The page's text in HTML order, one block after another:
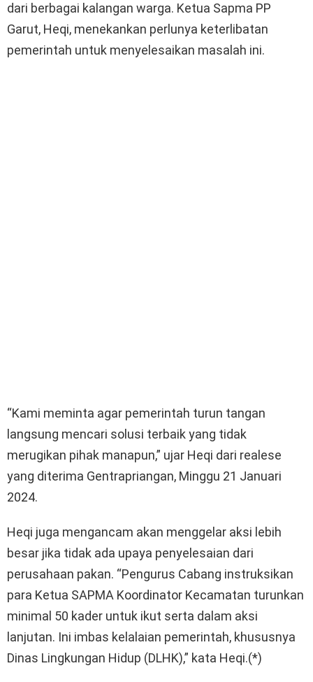
dari berbagai kalangan warga. Ketua Sapma PP
Garut, Heqi, menekankan perlunya keterlibatan
pemerintah untuk menyelesaikan masalah ini.
“Kami meminta agar pemerintah turun tangan
langsung mencari solusi terbaik yang tidak
merugikan pihak manapun,” ujar Heqi dari realese
yang diterima Gentrapriangan, Minggu 21 Januari
2024.
Heqi juga mengancam akan menggelar aksi lebih
besar jika tidak ada upaya penyelesaian dari
perusahaan pakan. “Pengurus Cabang instruksikan
para Ketua SAPMA Koordinator Kecamatan turunkan
minimal 50 kader untuk ikut serta dalam aksi
lanjutan. Ini imbas kelalaian pemerintah, khususnya
Dinas Lingkungan Hidup (DLHK),” kata Heqi.(*)